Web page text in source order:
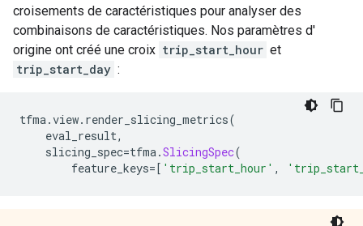
croisements de caractéristiques pour analyser des
combinaisons de caractéristiques. Nos paramètres d'
origine ont créé une croix trip_start_hour et
trip_start_day :
tfma.view. render_slicing_metrics(
eval_result,
slicing_spec=tfma.SlicingSpec(
feature_keys=[ 'trip_start_hour' ,